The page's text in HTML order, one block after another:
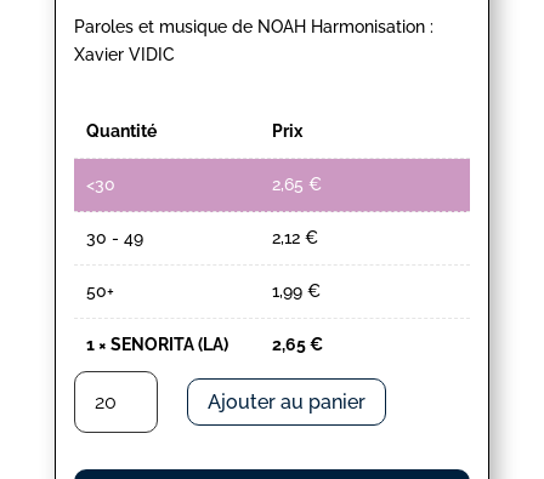
Paroles et musique de NOAH Harmonisation :
Xavier VIDIC
Quantité Prix
<30 2,65 €
30 - 49 2,12 €
50+ 1,99 €
1× SENORITA (LA) 2,65€
quantité
SENORITA
(LA)
Ajouter au panier